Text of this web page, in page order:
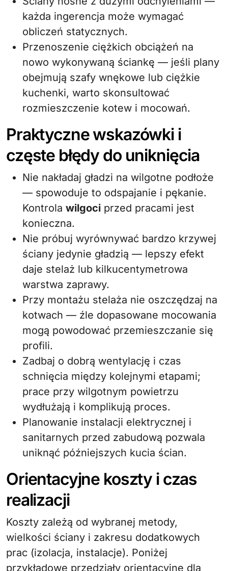
każda ingerencja może wymagać
obliczeń statycznych.
Przenoszenie ciężkich obciążeń na
nowo wykonywaną ściankę — jeśli plany
obejmują szafy wnękowe lub ciężkie
kuchenki, warto skonsultować
rozmieszczenie kotew i mocowań.
Praktyczne wskazówki i
częste błędy do uniknięcia
Nie nakładaj gładzi na wilgotne podłoże
— spowoduje to odspajanie i pękanie.
Kontrola wilgoci przed pracami jest
konieczna.
Nie próbuj wyrównywać bardzo krzywej
ściany jedynie gładzią — lepszy efekt
daje stelaż lub kilkucentymetrowa
warstwa zaprawy.
Przy montażu stelaża nie oszczędzaj na
kotwach — źle dopasowane mocowania
mogą powodować przemieszczanie się
profili.
Zadbaj o dobrą wentylację i czas
schnięcia między kolejnymi etapami;
prace przy wilgotnym powietrzu
wydłużają i komplikują proces.
Planowanie instalacji elektrycznej i
sanitarnych przed zabudową pozwala
uniknąć późniejszych kucia ścian.
Orientacyjne koszty i czas
realizacji
Koszty zależą od wybranej metody,
wielkości ściany i zakresu dodatkowych
prac (izolacja, instalacje). Poniżej
przykładowe przedziały orientacyjne dla